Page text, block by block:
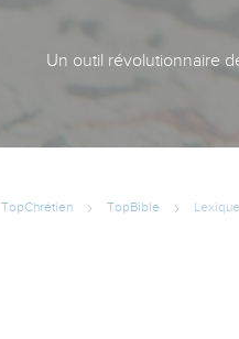
Un outil révolutionnaire
TopChrétien TopBible